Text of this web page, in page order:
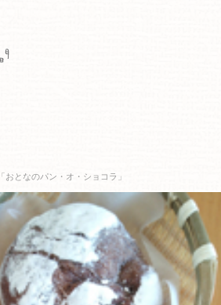
「おとなのパン・オ・ショコラ」